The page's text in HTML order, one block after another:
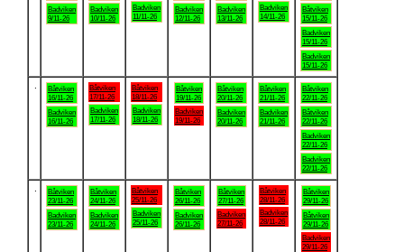
Badviken
9/11-26
Badviken
10/11-26
Badviken
11/11-26
Badviken
12/11-26
Badviken
13/11-26
Badviken
14/11-26
Båtviken
15/11-26
Badviken
15/11-26
Badviken
15/11-26
Båtviken
16/11-26
Badviken
16/11-26
Båtviken
17/11-26
Badviken
17/11-26
Båtviken
18/11-26
Badviken
18/11-26
Båtviken
19/11-26
Badviken
19/11-26
Båtviken
20/11-26
Badviken
20/11-26
Båtviken
21/11-26
Badviken
21/11-26
Båtviken
22/11-26
Båtviken
22/11-26
Badviken
22/11-26
Badviken
22/11-26
Båtviken
23/11-26
Badviken
23/11-26
Båtviken
24/11-26
Badviken
24/11-26
Båtviken
25/11-26
Badviken
25/11-26
Båtviken
26/11-26
Badviken
26/11-26
Båtviken
27/11-26
Badviken
27/11-26
Båtviken
28/11-26
Badviken
28/11-26
Båtviken
29/11-26
Båtviken
29/11-26
Badviken
29/11-26